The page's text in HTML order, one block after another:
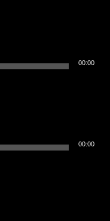
00:00
00:00